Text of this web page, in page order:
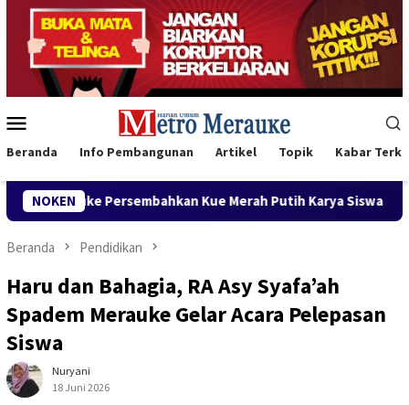
Loncat
konten
Mobile
Beranda Info Pembangunan Artikel Topik Kabar
NOKEN Kue Merah Putih Karya Siswa untuk Wabup Fauzun
Beranda Pendidikan
Haru dan Bahagia, RA Asy Syafa’ah
Spadem Merauke Gelar Acara Pelepasan
Siswa
Nuryani
18 Juni 2026